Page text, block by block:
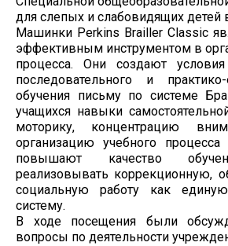
для слепых и слабовидящих детей
Машинки Perkins Brailler Classic
эффективным инструментом в
процесса. Они создают
последовательного и практико-
обучения письму по системе
учащихся навыки
моторику, концентрацию
организацию учебного
повышают качество
реализовывать коррекционную,
социальную работу как
систему.
В ходе посещения были
вопросы по деятельности